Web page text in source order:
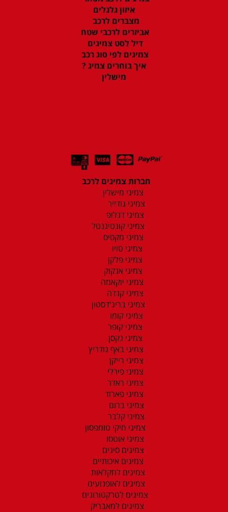
איזון גלגלים
מצברים לרכב
אביזרים לרכבי שטח
דיל לסט צמיגים
צמיגים לפי סוג רכב
איך בוחרים צמיג ?
מישלין
חברות צמיגים לרכב
צמיגי מישלין
צמיגי גודייר
צמיגי דנלופ
צמיגי קונטיננטל
צמיגי מקסיס
צמיגי טויו
צמיגי פלקן
צמיגי אנקוק
צמיגי יוקאמה
צמיגי קנדה
צמיגי בריג'דסטון
צמיגי קומו
צמיגי קופר
צמיגי נקסן
צמיגי באף גודריץ
צמיגי רייקן
צמיגי פירלי
צמיגי ראדר
צמיגי פארוד
צמיגי ברום
צמיגי קלבר
צמיגי מיקי טומפסון
צמיגי אוטסו
צמיגים סינים
צמיגים איכותיים
צמיגים לחקלאות
צמיגים לאופנועים
צמיגים לטרקטורונים
צמיגים למאבריק